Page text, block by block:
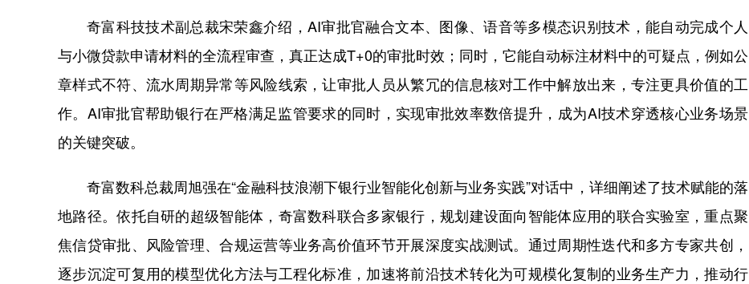
奇富科技技术副总裁宋荣鑫介绍，AI审批官融合文本、图像、语音等多模态识别技术，能自动完成个人
与小微贷款申请材料的全流程审查，真正达成T+0的审批时效；同时，它能自动标注材料中的可疑点，例如公
章样式不符、流水周期异常等风险线索，让审批人员从繁冗的信息核对工作中解放出来，专注更具价值的工
作。AI审批官帮助银行在严格满足监管要求的同时，实现审批效率数倍提升，成为AI技术穿透核心业务场景
的关键突破。
奇富数科总裁周旭强在“金融科技浪潮下银行业智能化创新与业务实践”对话中，详细阐述了技术赋能的落
地路径。依托自研的超级智能体，奇富数科联合多家银行，规划建设面向智能体应用的联合实验室，重点聚
焦信贷审批、风险管理、合规运营等业务高价值环节开展深度实战测试。通过周期性迭代和多方专家共创，
逐步沉淀可复用的模型优化方法与工程化标准，加速将前沿技术转化为可规模化复制的业务生产力，推动行